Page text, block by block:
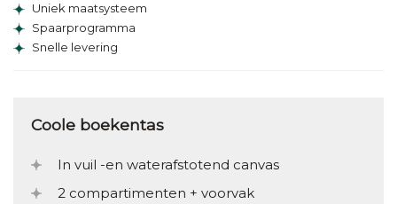
Uniek maatsysteem
Spaarprogramma
Snelle levering
Coole boekentas
In vuil -en waterafstotend canvas
2 compartimenten + voorvak